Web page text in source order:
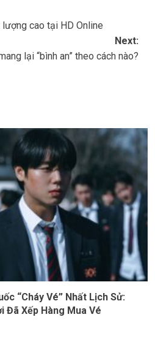
cao tại HD Online
Next:
lại “bình an” theo cách nào?
“Cháy Vé” Nhất Lịch Sử:
Đã Xếp Hàng Mua Vé